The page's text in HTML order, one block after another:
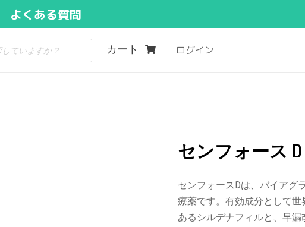
よくある質問
カート ログイン
センフォース D
センフォースDは、バイアグ
療薬です。有効成分として
あるシルデナフィルと、早